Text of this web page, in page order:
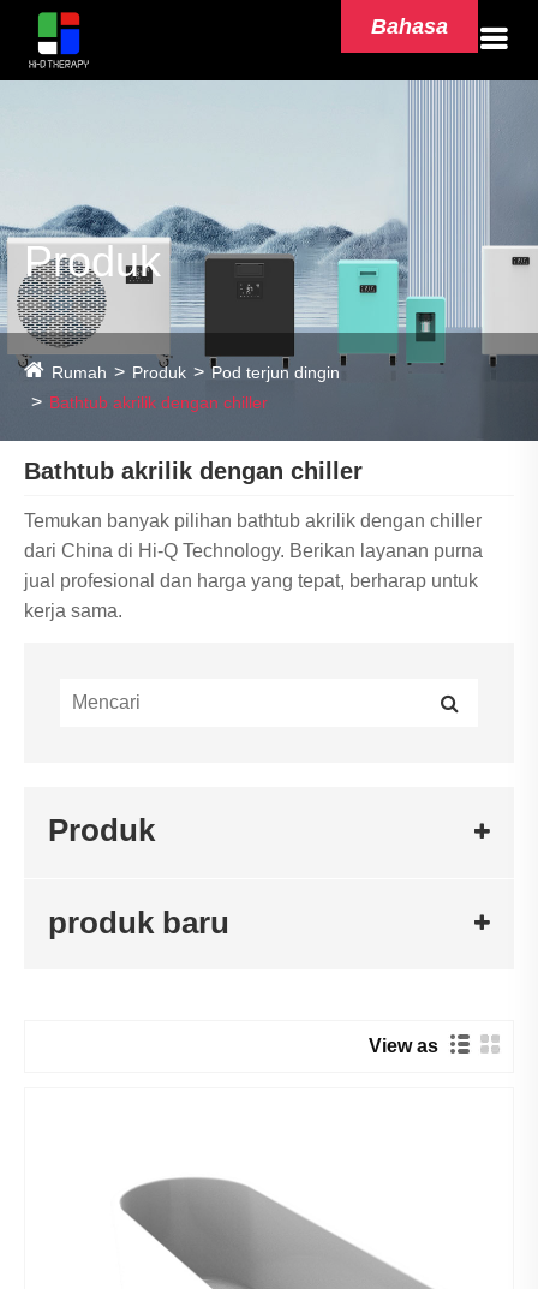
Bahasa
Produk
Rumah Produk
Pod terjun dingin
Bathtub akrilik dengan chiller
Bathtub akrilik dengan chiller
Temukan banyak pilihan bathtub akrilik dengan chiller
dari China di Hi-Q Technology. Berikan layanan purna
jual profesional dan harga yang tepat, berharap untuk
kerja sama.
Produk
produk baru
View as